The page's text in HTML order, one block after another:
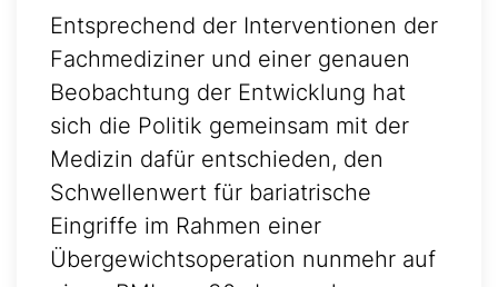
Entsprechend der Interventionen der
Fachmediziner und einer genauen
Beobachtung der Entwicklung hat
sich die Politik gemeinsam mit der
Medizin dafür entschieden, den
Schwellenwert für bariatrische
Eingriffe im Rahmen einer
Übergewichtsoperation nunmehr auf